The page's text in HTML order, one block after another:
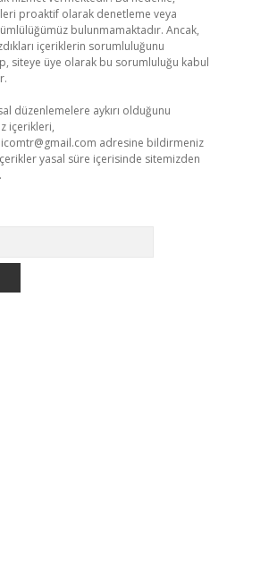
proaktif olarak denetleme veya
bulunmamaktadır. Ancak,
içeriklerin sorumluluğunu
siteye üye olarak bu sorumluluğu kabul
düzenlemelere aykırı olduğunu
içerikleri,
adresine bildirmeniz
yasal süre içerisinde sitemizden